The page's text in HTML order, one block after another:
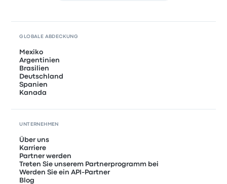
GLOBALE ABDECKUNG
Mexiko
Argentinien
Brasilien
Deutschland
Spanien
Kanada
UNTERNEHMEN
Über uns
Karriere
Partner werden
Treten Sie unserem Partnerprogramm bei
Werden Sie ein API-Partner
Blog